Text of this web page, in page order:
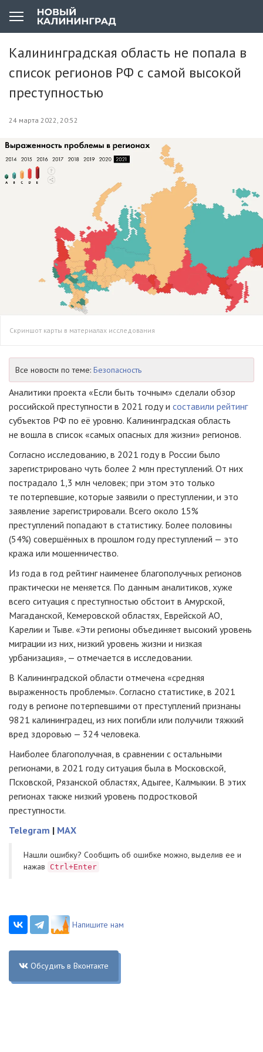
Калининградская область не попала в
список регионов РФ с самой высокой
преступностью
24 марта 2022, 20:52
Скриншот карты в материалах исследования
Все новости по теме: Безопасность
Аналитики проекта «Если быть точным» сделали обзор
российской преступности в 2021 году и составили рейтинг
субъектов РФ по её уровню. Калининградская область
не вошла в список «самых опасных для жизни» регионов.
Согласно исследованию, в 2021 году в России было
зарегистрировано чуть более 2 млн преступлений. От них
пострадало 1,3 млн человек; при этом это только
те потерпевшие, которые заявили о преступлении, и это
заявление зарегистрировали. Всего около 15%
преступлений попадают в статистику. Более половины
(54%) совершённых в прошлом году преступлений — это
кража или мошенничество.
Из года в год рейтинг наименее благополучных регионов
практически не меняется. По данным аналитиков, хуже
всего ситуация с преступностью обстоит в Амурской,
Магаданской, Кемеровской областях, Еврейской АО,
Карелии и Тыве. «Эти регионы объединяет высокий уровень
миграции из них, низкий уровень жизни и низкая
урбанизация», — отмечается в исследовании.
В Калининградской области отмечена «средняя
выраженность проблемы». Согласно статистике, в 2021
году в регионе потерпевшими от преступлений признаны
9821 калининградец, из них погибли или получили тяжкий
вред здоровью — 324 человека.
Наиболее благополучная, в сравнении с остальными
регионами, в 2021 году ситуация была в Московской,
Псковской, Рязанской областях, Адыгее, Калмыкии. В этих
регионах также низкий уровень подростковой
преступности.
Telegram | MAX
Нашли ошибку? Cообщить об ошибке можно, выделив ее и
нажав
Ctrl+Enter
Напишите нам
Обсудить в Вконтакте